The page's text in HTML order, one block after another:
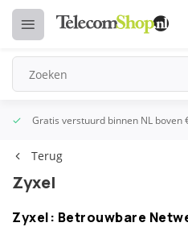
Gratis verstuurd binnen NL boven
Terug
Zyxel
Zyxel: Betrouwbare